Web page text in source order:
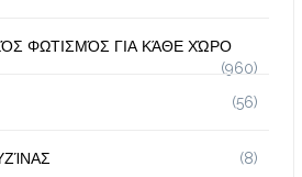
ΦΩΤΙΣΜΌΣ ΓΙΑ ΚΆΘΕ ΧΏΡΟ
(960)
(56)
(8)